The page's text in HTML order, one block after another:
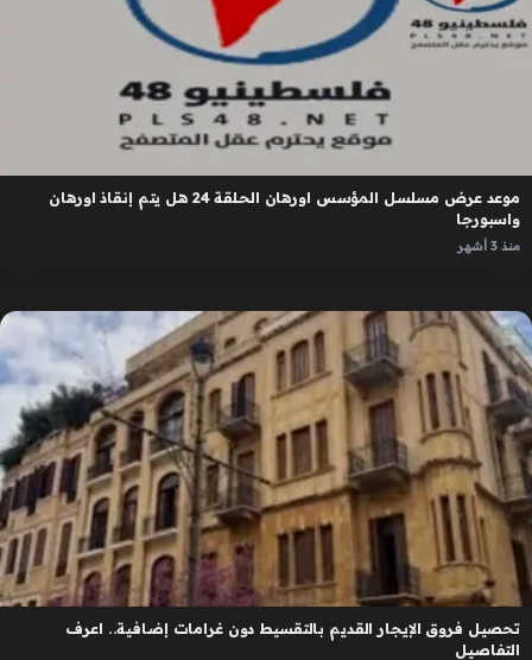
موعد عرض مسلسل المؤسس اورهان الحلقة 24 هل يتم إنقاذ اورهان
واسبورجا
منذ 3 أشهر
تحصيل فروق الإيجار القديم بالتقسيط دون غرامات إضافية.. اعرف
التفاصيل